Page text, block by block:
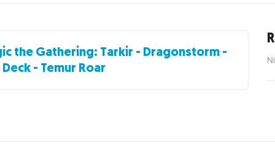
the Gathering: Tarkir - Dragonstorm -
- Temur Roar